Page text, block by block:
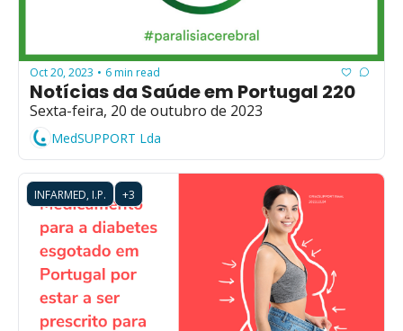
Oct 20, 2023 • 6 min read
Notícias da Saúde em Portugal 220
Sexta-feira, 20 de outubro de 2023
MedSUPPORT Lda
INFARMED, I.P. +3